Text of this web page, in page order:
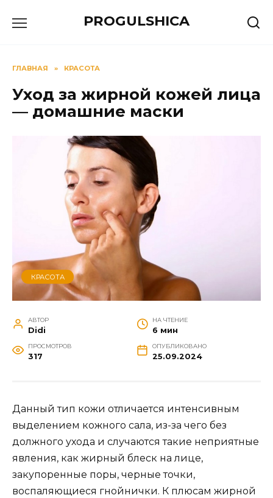
PROGULSHICA
ГЛАВНАЯ » КРАСОТА
Уход за жирной кожей лица
— домашние маски
КРАСОТА
АВТОР
Didi
НА ЧТЕНИЕ
6 мин
ПРОСМОТРОВ
317
ОПУБЛИКОВАНО
25.09.2024
Данный тип кожи отличается интенсивным
выделением кожного сала, из-за чего без
должного ухода и случаются такие неприятные
явления, как жирный блеск на лице,
закупоренные поры, черные точки,
воспаляющиеся гнойнички. К плюсам жирной